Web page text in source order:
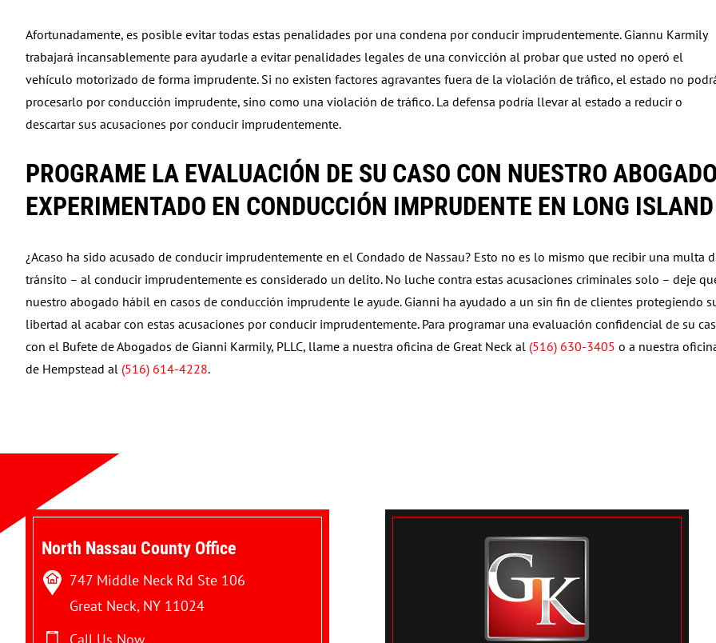
Afortunadamente, es posible evitar todas estas penalidades por una condena por conducir imprudentemente. Giannu Karmily
trabajará incansablemente para ayudarle a evitar penalidades legales de una convicción al probar que usted no operó el
vehículo motorizado de forma imprudente. Si no existen factores agravantes fuera de la violación de tráfico, el estado no
procesarlo por conducción imprudente, sino como una violación de tráfico. La defensa podría llevar al estado a reducir o
descartar sus acusaciones por conducir imprudentemente.
PROGRAME LA EVALUACIÓN DE SU CASO CON NUESTRO ABOGADO
EXPERIMENTADO EN CONDUCCIÓN IMPRUDENTE EN LONG ISLAND
¿Acaso ha sido acusado de conducir imprudentemente en el Condado de Nassau? Esto no es lo mismo que recibir una multa
tránsito – al conducir imprudentemente es considerado un delito. No luche contra estas acusaciones criminales solo – deje
nuestro abogado hábil en casos de conducción imprudente le ayude. Gianni ha ayudado a un sin fin de clientes protegiendo
libertad al acabar con estas acusaciones por conducir imprudentemente. Para programar una evaluación confidencial de su
con el Bufete de Abogados de Gianni Karmily, PLLC, llame a nuestra oficina de Great Neck al (516) 630-3405 o a nuestra
de Hempstead al (516) 614-4228.
North Nassau County Office
747 Middle Neck Rd Ste 106
Great Neck, NY 11024
Call Us Now